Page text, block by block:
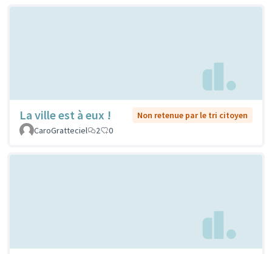
La ville est à eux !
Non retenue par le tri citoyen
CaroGratteciel
2 0